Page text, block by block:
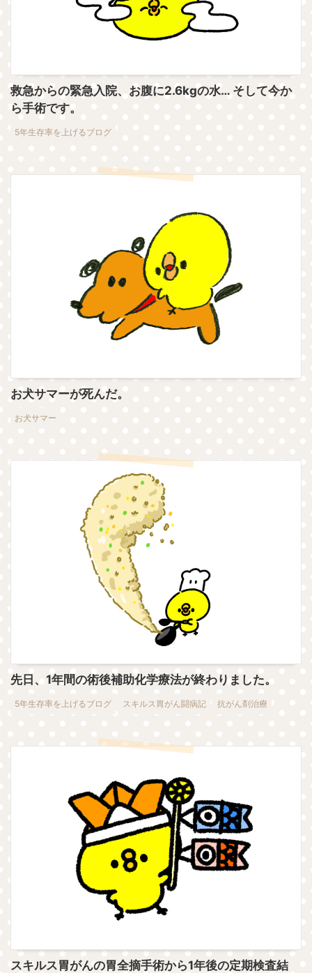
救急からの緊急入院、お腹に2.6kgの水… そして今か
ら手術です。
5年生存率を上げるブログ
お犬サマーが死んだ。
お犬サマー
先日、1年間の術後補助化学療法が終わりました。
5年生存率を上げるブログ スキルス胃がん闘病記 抗がん剤治療
スキルス胃がんの胃全摘手術から1年後の定期検査結